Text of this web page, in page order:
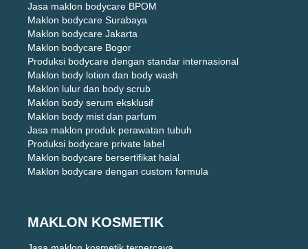
Jasa maklon bodycare BPOM
Maklon bodycare Surabaya
Maklon bodycare Jakarta
Maklon bodycare Bogor
Produksi bodycare dengan standar internasional
Maklon body lotion dan body wash
Maklon lulur dan body scrub
Maklon body serum eksklusif
Maklon body mist dan parfum
Jasa maklon produk perawatan tubuh
Produksi bodycare private label
Maklon bodycare bersertifikat halal
Maklon bodycare dengan custom formula
MAKLON KOSMETIK